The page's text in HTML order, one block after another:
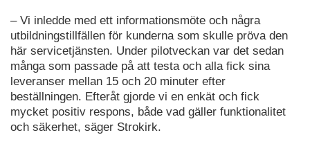
– Vi inledde med ett informationsmöte och några
utbildningstillfällen för kunderna som skulle pröva den
här servicetjänsten. Under pilotveckan var det sedan
många som passade på att testa och alla fick sina
leveranser mellan 15 och 20 minuter efter
beställningen. Efteråt gjorde vi en enkät och fick
mycket positiv respons, både vad gäller funktionalitet
och säkerhet, säger Strokirk.